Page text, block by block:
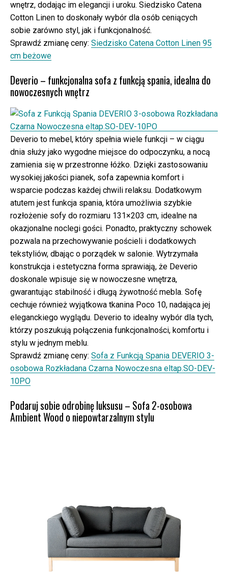
wnętrz, dodając im elegancji i uroku. Siedzisko Catena
Cotton Linen to doskonały wybór dla osób ceniących
sobie zarówno styl, jak i funkcjonalność.
Sprawdź zmianę ceny: Siedzisko Catena Cotton Linen 95
cm beżowe
Deverio – funkcjonalna sofa z funkcją spania, idealna do
nowoczesnych wnętrz
Deverio to mebel, który spełnia wiele funkcji – w ciągu
dnia służy jako wygodne miejsce do odpoczynku, a nocą
zamienia się w przestronne łóżko. Dzięki zastosowaniu
wysokiej jakości pianek, sofa zapewnia komfort i
wsparcie podczas każdej chwili relaksu. Dodatkowym
atutem jest funkcja spania, która umożliwia szybkie
rozłożenie sofy do rozmiaru 131×203 cm, idealne na
okazjonalne noclegi gości. Ponadto, praktyczny schowek
pozwala na przechowywanie pościeli i dodatkowych
tekstyliów, dbając o porządek w salonie. Wytrzymała
konstrukcja i estetyczna forma sprawiają, że Deverio
doskonale wpisuje się w nowoczesne wnętrza,
gwarantując stabilność i długą żywotność mebla. Sofę
cechuje również wyjątkowa tkanina Poco 10, nadająca jej
eleganckiego wyglądu. Deverio to idealny wybór dla tych,
którzy poszukują połączenia funkcjonalności, komfortu i
stylu w jednym meblu.
Sprawdź zmianę ceny: Sofa z Funkcją Spania DEVERIO 3-
osobowa Rozkładana Czarna Nowoczesna eltap.SO-DEV-
10PO
Podaruj sobie odrobinę luksusu – Sofa 2-osobowa
Ambient Wood o niepowtarzalnym stylu